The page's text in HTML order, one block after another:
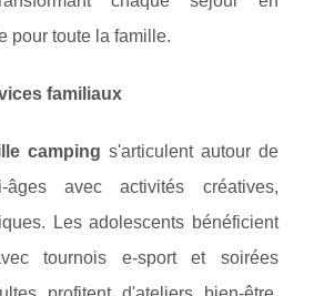
pour toute la famille.
familiaux
camping s'articulent autour de
avec activités créatives,
Les adolescents bénéficient
tournois e-sport et soirées